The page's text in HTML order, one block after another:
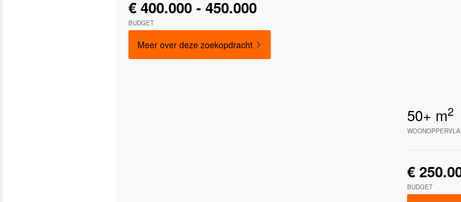
€ 400.000 - 450.000
BUDGET
Meer over deze zoekopdracht
50+ m2
€
BUDGET